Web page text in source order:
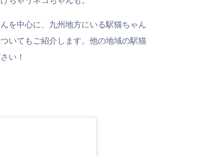
を中心に、九州地方にいる駅猫ちゃん
いてもご紹介します。他の地域の駅猫
い！